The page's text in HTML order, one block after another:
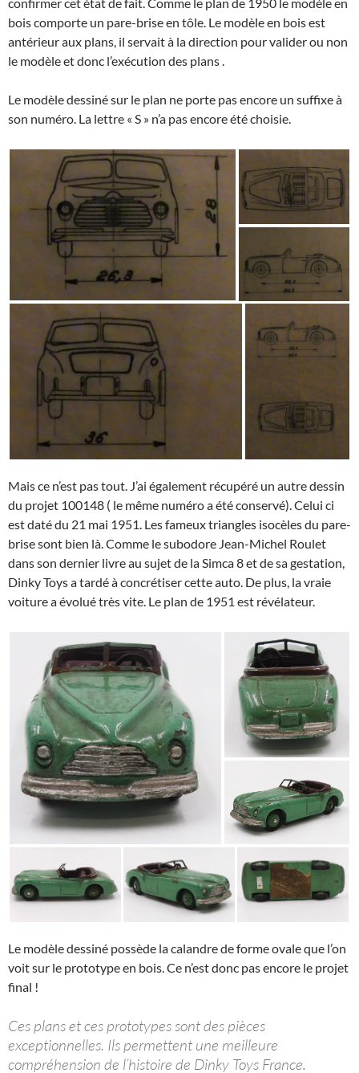
bois comporte un pare-brise en tôle. Le modèle en bois est
antérieur aux plans, il servait à la direction pour valider ou non
le modèle et donc l’exécution des plans .
Le modèle dessiné sur le plan ne porte pas encore un suffixe à
son numéro. La lettre « S » n’a pas encore été choisie.
Mais ce n’est pas tout. J’ai également récupéré un autre dessin
du projet 100148 ( le même numéro a été conservé). Celui ci
est daté du 21 mai 1951. Les fameux triangles isocèles du pare-
brise sont bien là. Comme le subodore Jean-Michel Roulet
dans son dernier livre au sujet de la Simca 8 et de sa gestation,
Dinky Toys a tardé à concrétiser cette auto. De plus, la vraie
voiture a évolué très vite. Le plan de 1951 est révélateur.
Le modèle dessiné possède la calandre de forme ovale que l’on
voit sur le prototype en bois. Ce n’est donc pas encore le projet
final !
Ces plans et ces prototypes sont des pièces
exceptionnelles. Ils permettent une meilleure
compréhension de l’histoire de Dinky Toys France.